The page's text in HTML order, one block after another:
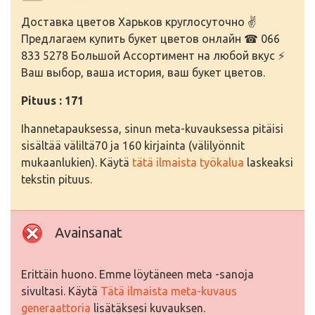
Доставка цветов Харьков круглосуточно ✌
Предлагаем купить букет цветов онлайн ☎ 066
833 5278 Большой Ассортимент на любой вкус ⚡
Ваш выбор, ваша история, ваш букет цветов.
Pituus : 171
Ihannetapauksessa, sinun meta-kuvauksessa pitäisi
sisältää väliltä70 ja 160 kirjainta (välilyönnit
mukaanlukien). Käytä tätä ilmaista työkalua laskeaksi
tekstin pituus.
Avainsanat
Erittäin huono. Emme löytäneen meta -sanoja
sivultasi. Käytä Tätä ilmaista meta-kuvaus
generaattoria lisätäksesi kuvauksen.